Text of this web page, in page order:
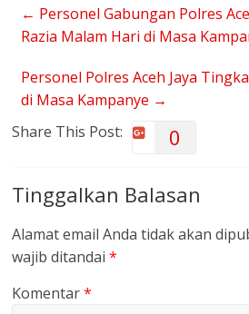
← Personel Gabungan Polres
Razia Malam Hari di Masa
Personel Polres Aceh Jaya
di Masa Kampanye →
Share This Post:
0
Tinggalkan Balasan
Alamat email Anda tidak akan
wajib ditandai*
Komentar*